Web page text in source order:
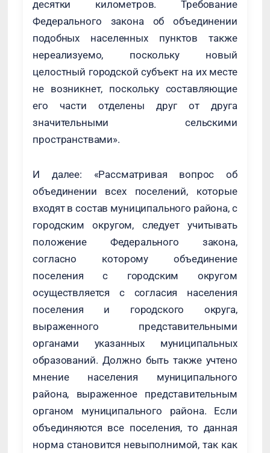
десятки километров. Требование
Федерального закона об объединении
подобных населенных пунктов также
нереализуемо, поскольку новый
целостный городской субъект на их месте
не возникнет, поскольку составляющие
его части отделены друг от друга
значительными сельскими
пространствами».
И далее: «Рассматривая вопрос об
объединении всех поселений, которые
входят в состав муниципального района, с
городским округом, следует учитывать
положение Федерального закона,
согласно которому объединение
поселения с городским округом
осуществляется с согласия населения
поселения и городского округа,
выраженного представительными
органами указанных муниципальных
образований. Должно быть также учтено
мнение населения муниципального
района, выраженное представительным
органом муниципального района. Если
объединяются все поселения, то данная
норма становится невыполнимой, так как